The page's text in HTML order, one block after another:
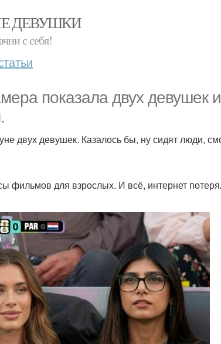
ДЕВУШКИ
с себя!
показала двух девушек
двух девушек. Казалось бы, ну сидят люди,
фильмов для взрослых. И всё, интернет